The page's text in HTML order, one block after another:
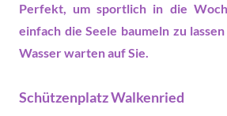
Perfekt, um sportlich in die
einfach die Seele baumeln zu lassen
Wasser warten auf Sie.
Schützenplatz Walkenried